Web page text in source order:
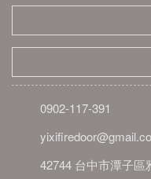
0902-117-391
42744 台中市潭子區